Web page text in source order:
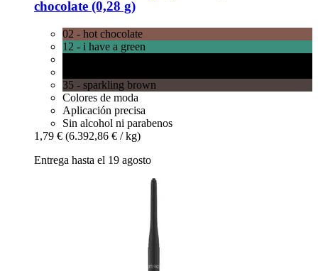
chocolate (0,28 g)
02 - hot chocolate
12 - i have a green
35 - sparkling brown
Colores de moda
Aplicación precisa
Sin alcohol ni parabenos
1,79 € (6.392,86 € / kg)
Entrega hasta el 19 agosto